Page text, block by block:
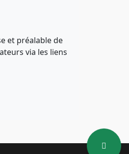
et préalable de
via les liens